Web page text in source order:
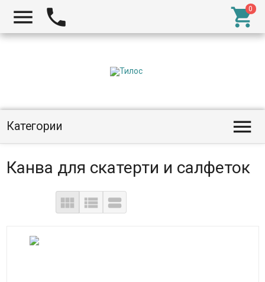
  
Категории 
Канва для скатерти и салфеток
  